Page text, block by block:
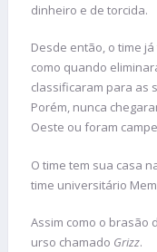
dinheiro e de torcida.
Desde então, o time
como quando
classificaram para as
Porém, nunca
Oeste ou foram
O time tem sua casa
time universitário
Assim como o brasão
urso chamado Grizz.